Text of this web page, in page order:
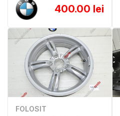
400.00 lei
FOLOSIT